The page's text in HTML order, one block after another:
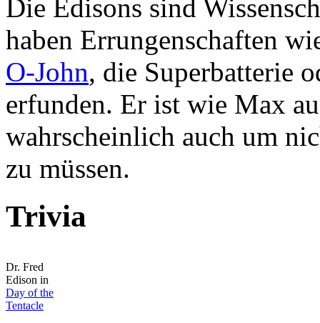
Die Edisons sind
haben Errungenschaften
O-John, die Superbatterie
erfunden. Er ist wie Max
wahrscheinlich auch um
zu müssen.
Trivia
Dr. Fred
Edison in
Day of the
Tentacle